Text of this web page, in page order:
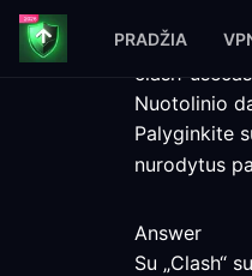
PRADŽIA
clash-
Nuotolinio
Palyginkite
nurodytus
Answer
Su „Clash“